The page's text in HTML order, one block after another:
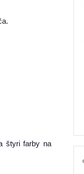
štyri farby na